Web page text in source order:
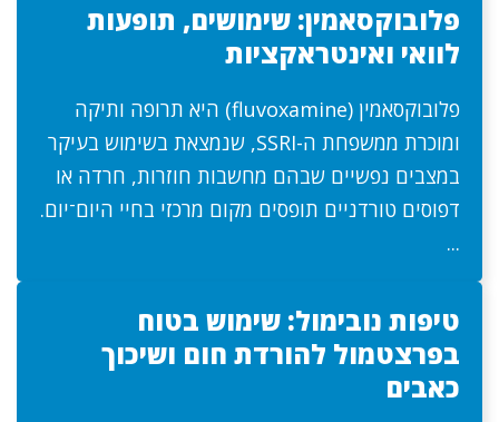
פלובוקסאמין: שימושים, תופעות
לוואי ואינטראקציות
פלובוקסאמין (fluvoxamine) היא תרופה ותיקה
ומוכרת ממשפחת ה-SSRI, שנמצאת בשימוש בעיקר
במצבים נפשיים שבהם מחשבות חוזרות, חרדה או
דפוסים טורדניים תופסים מקום מרכזי בחיי היום־יום.
...
טיפות נובימול: שימוש בטוח
בפרצטמול להורדת חום ושיכוך
כאבים